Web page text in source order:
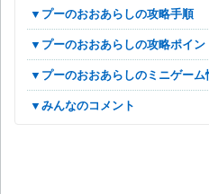
▼プーのおおあらしの攻略手順
▼プーのおおあらしの攻略ポイン
▼プーのおおあらしのミニゲーム
▼みんなのコメント